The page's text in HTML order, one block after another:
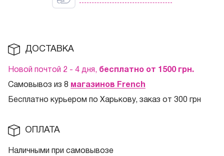
ДОСТАВКА
Новой почтой 2 - 4 дня, бесплатно от 1500 грн.
Самовывоз из 8 магазинов French
Бесплатно курьером по Харькову, заказ от 300 грн
ОПЛАТА
Наличными при самовывозе